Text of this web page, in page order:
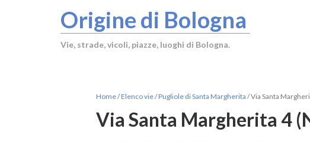
Origine di Bologna
Vie, strade, vicoli, piazze, luoghi di Bologna.
Home/Elenco vie/Pugliole di Santa Margherita /Via Santa
Via Santa Margherita 4